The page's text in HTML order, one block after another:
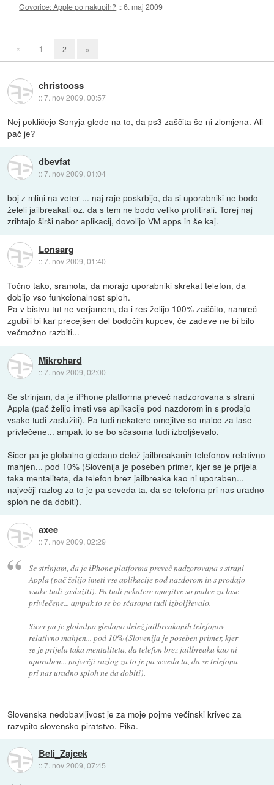
Govorice: Apple po nakupih? ::6. maj 2009
« 1 2 »
christooss
::7. nov 2009, 00:57
Nej pokličejo Sonyja glede na to, da ps3 zaščita še ni zlomjena. Ali
pač je?
dbevfat
::7. nov 2009, 01:04
boj z mlini na veter ... naj raje poskrbijo, da si uporabniki ne bodo
želeli jailbreakati oz. da s tem ne bodo veliko profitirali. Torej naj
zrihtajo širši nabor aplikacij, dovolijo VM apps in še kaj.
Lonsarg
::7. nov 2009, 01:40
Točno tako, sramota, da morajo uporabniki skrekat telefon, da
dobijo vso funkcionalnost sploh.
Pa v bistvu tut ne verjamem, da i res želijo 100% zaščito, namreč
zgubili bi kar precejšen del bodočih kupcev, če zadeve ne bi bilo
večmožno razbiti...
Mikrohard
::7. nov 2009, 02:00
Se strinjam, da je iPhone platforma preveč nadzorovana s strani
Appla (pač želijo imeti vse aplikacije pod nazdorom in s prodajo
vsake tudi zaslužiti). Pa tudi nekatere omejitve so malce za lase
privlečene... ampak to se bo sčasoma tudi izboljševalo.
Sicer pa je globalno gledano delež jailbreakanih telefonov relativno
mahjen... pod 10% (Slovenija je poseben primer, kjer se je prijela
taka mentaliteta, da telefon brez jailbreaka kao ni uporaben...
največji razlog za to je pa seveda ta, da se telefona pri nas uradno
sploh ne da dobiti).
axee
::7. nov 2009, 02:29
Se strinjam, da je iPhone platforma preveč nadzorovana s strani
Appla (pač želijo imeti vse aplikacije pod nazdorom in s prodajo
vsake tudi zaslužiti). Pa tudi nekatere omejitve so malce za lase
privlečene... ampak to se bo sčasoma tudi izboljševalo.
Sicer pa je globalno gledano delež jailbreakanih telefonov
relativno mahjen... pod 10% (Slovenija je poseben primer, kjer
se je prijela taka mentaliteta, da telefon brez jailbreaka kao ni
uporaben... največji razlog za to je pa seveda ta, da se telefona
pri nas uradno sploh ne da dobiti).
Slovenska nedobavljivost je za moje pojme večinski krivec za
razvpito slovensko piratstvo. Pika.
Beli_Zajcek
::7. nov 2009, 07:45